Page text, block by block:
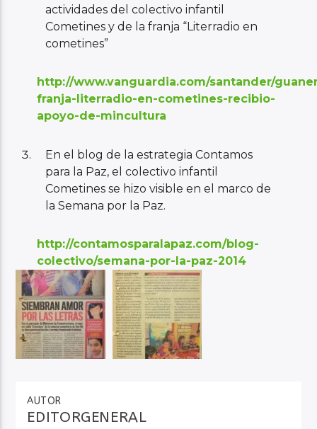
actividades del colectivo infantil
Cometines y de la franja “Literradio en
cometines”
http://www.vanguardia.com/santander/
franja-literradio-en-cometines-recibio-
apoyo-de-mincultura
En el blog de la estrategia Contamos
para la Paz, el colectivo infantil
Cometines se hizo visible en el marco de
la Semana por la Paz.
http://contamosparalapaz.com/blog-
colectivo/semana-por-la-paz-2014
AUTOR
EDITORGENERAL